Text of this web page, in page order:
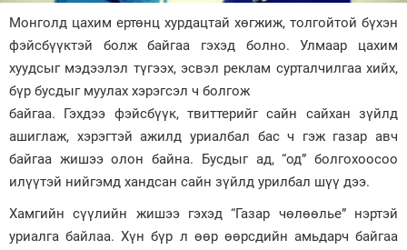
Нийгэм
Дэлхий
Зурхай
Монголд цахим ертөнц хурдацтай хөгжиж, толгойтой бүхэн
фэйсбүүктэй болж байгаа гэхэд болно. Улмаар цахим
хуудсыг мэдээлэл түгээх, эсвэл реклам сурталчилгаа хийх,
бүр бусдыг муулах хэрэгсэл ч болгож
байгаа. Гэхдээ фэйсбүүк, твиттерийг сайн сайхан зүйлд
ашиглаж, хэрэгтэй ажилд уриалбал бас ч гэж газар авч
байгаа жишээ олон байна. Бусдыг ад, “од” болгохоосоо
илүүтэй нийгэмд хандсан сайн зүйлд урилбал шүү дээ.
Хамгийн сүүлийн жишээ гэхэд “Газар чөлөөлье” нэртэй
уриалга байлаа. Хүн бүр л өөр өөрсдийн амьдарч байгаа